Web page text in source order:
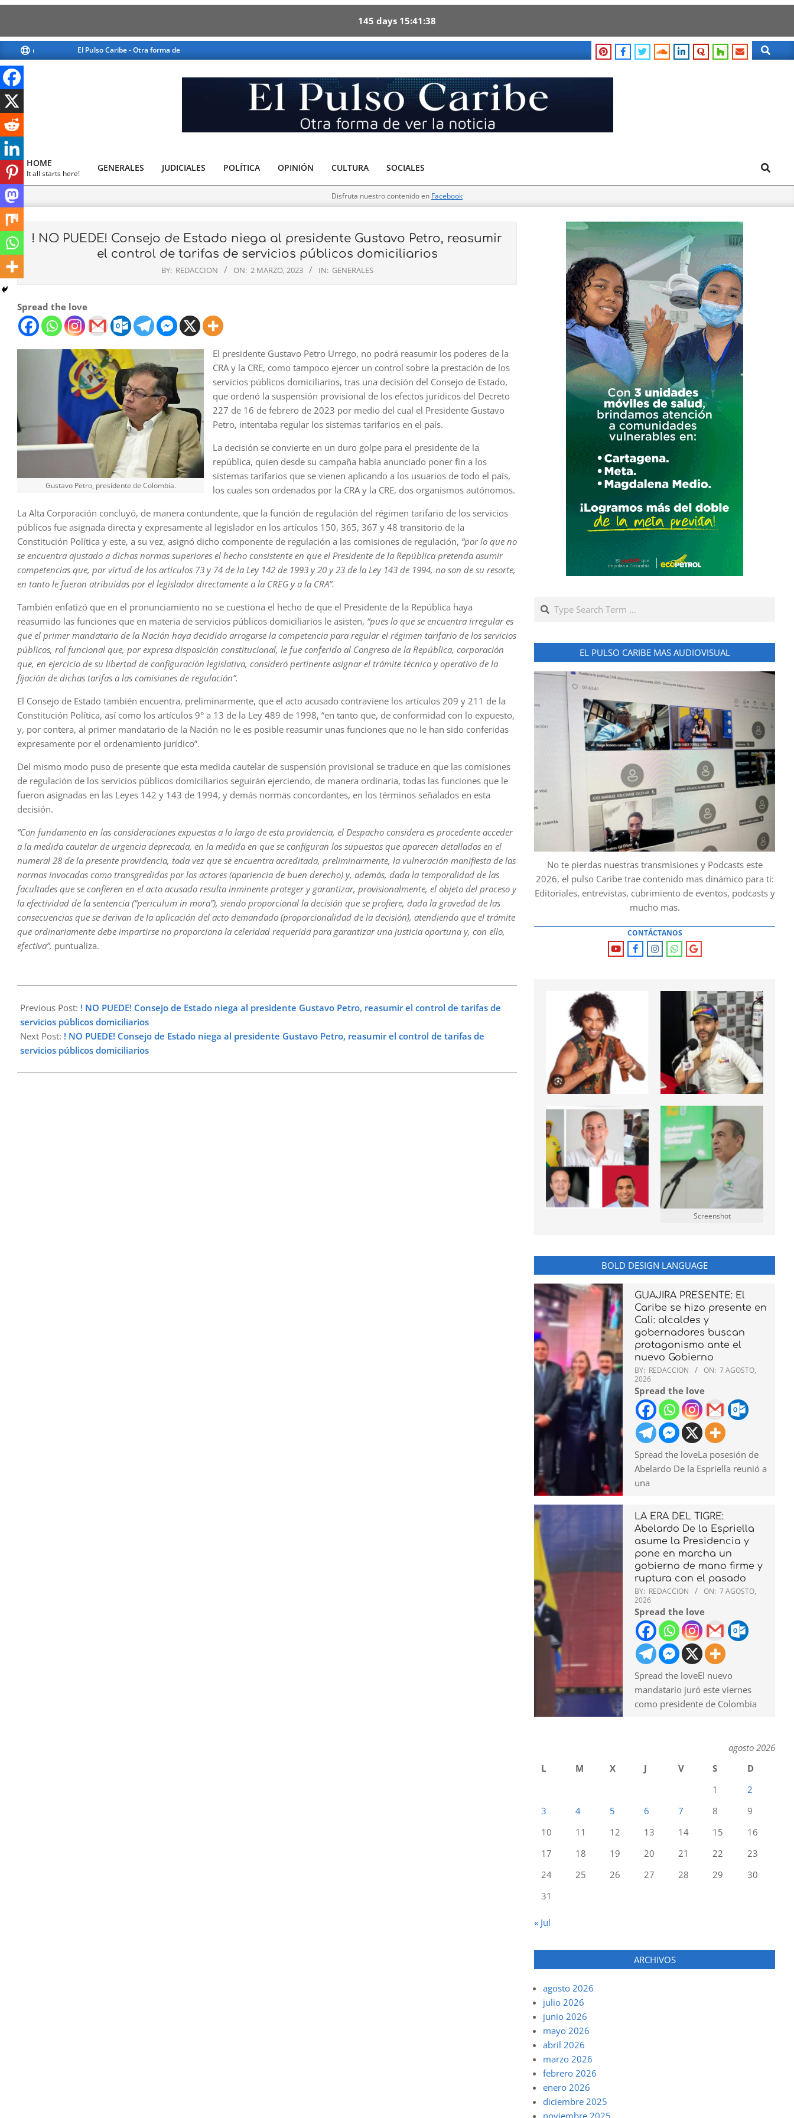
145 days 15 41 36
to
content
El Pulso Caribe - Otra forma de ver la noticia Search
El
Caribe
Primary
Navigation
Menu
HOME
It all starts here!
GENERALES JUDICIALES POLÍTICA OPINIÓN CULTURA SOCIALES Search
Disfruta nuestro contenido en Facebook
! NO PUEDE! Consejo de Estado niega al presidente Gustavo Petro, reasumir
el control de tarifas de servicios públicos domiciliarios
BY: REDACCION ON: 2 MARZO, 2023 IN: GENERALES
Spread the love
Gustavo Petro, presidente de Colombia.
El presidente Gustavo Petro Urrego, no podrá reasumir los poderes de la
CRA y la CRE, como tampoco ejercer un control sobre la prestación de los
servicios públicos domiciliarios, tras una decisión del Consejo de Estado,
que ordenó la suspensión provisional de los efectos jurídicos del Decreto
227 de 16 de febrero de 2023 por medio del cual el Presidente Gustavo
Petro, intentaba regular los sistemas tarifarios en el país.
La decisión se convierte en un duro golpe para el presidente de la
república, quien desde su campaña había anunciado poner fin a los
sistemas tarifarios que se vienen aplicando a los usuarios de todo el país,
los cuales son ordenados por la CRA y la CRE, dos organismos autónomos.
La Alta Corporación concluyó, de manera contundente, que la función de regulación del régimen tarifario de los servicios
públicos fue asignada directa y expresamente al legislador en los artículos 150, 365, 367 y 48 transitorio de la
Constitución Política y este, a su vez, asignó dicho componente de regulación a las comisiones de regulación, “por lo que no
se encuentra ajustado a dichas normas superiores el hecho consistente en que el Presidente de la República pretenda asumir
competencias que, por virtud de los artículos 73 y 74 de la Ley 142 de 1993 y 20 y 23 de la Ley 143 de 1994, no son de su resorte,
en tanto le fueron atribuidas por el legislador directamente a la CREG y a la CRA”.
También enfatizó que en el pronunciamiento no se cuestiona el hecho de que el Presidente de la República haya
reasumido las funciones que en materia de servicios públicos domiciliarios le asisten, “pues lo que se encuentra irregular es
que el primer mandatario de la Nación haya decidido arrogarse la competencia para regular el régimen tarifario de los servicios
públicos, rol funcional que, por expresa disposición constitucional, le fue conferido al Congreso de la República, corporación
que, en ejercicio de su libertad de configuración legislativa, consideró pertinente asignar el trámite técnico y operativo de la
fijación de dichas tarifas a las comisiones de regulación”.
El Consejo de Estado también encuentra, preliminarmente, que el acto acusado contraviene los artículos 209 y 211 de la
Constitución Política, así como los artículos 9° a 13 de la Ley 489 de 1998, “en tanto que, de conformidad con lo expuesto,
y, por contera, al primer mandatario de la Nación no le es posible reasumir unas funciones que no le han sido conferidas
expresamente por el ordenamiento jurídico”.
Del mismo modo puso de presente que esta medida cautelar de suspensión provisional se traduce en que las comisiones
de regulación de los servicios públicos domiciliarios seguirán ejerciendo, de manera ordinaria, todas las funciones que le
fueron asignadas en las Leyes 142 y 143 de 1994, y demás normas concordantes, en los términos señalados en esta
decisión.
“Con fundamento en las consideraciones expuestas a lo largo de esta providencia, el Despacho considera es procedente acceder
a la medida cautelar de urgencia deprecada, en la medida en que se configuran los supuestos que aparecen detallados en el
numeral 28 de la presente providencia, toda vez que se encuentra acreditada, preliminarmente, la vulneración manifiesta de las
normas invocadas como transgredidas por los actores (apariencia de buen derecho) y, además, dada la temporalidad de las
facultades que se confieren en el acto acusado resulta inminente proteger y garantizar, provisionalmente, el objeto del proceso y
la efectividad de la sentencia (“periculum in mora”), siendo proporcional la decisión que se profiere, dada la gravedad de las
consecuencias que se derivan de la aplicación del acto demandado (proporcionalidad de la decisión), atendiendo que el trámite
que ordinariamente debe impartirse no proporciona la celeridad requerida para garantizar una justicia oportuna y, con ello,
efectiva”, puntualiza.
03-
02
Previous Post: ! NO PUEDE! Consejo de Estado niega al presidente Gustavo Petro, reasumir el control de tarifas de
servicios públicos domiciliarios
Next Post: ! NO PUEDE! Consejo de Estado niega al presidente Gustavo Petro, reasumir el control de tarifas de
servicios públicos domiciliarios
Search
EL PULSO CARIBE MAS AUDIOVISUAL
No te pierdas nuestras transmisiones y Podcasts este
2026, el pulso Caribe trae contenido mas dinámico para ti:
Editoriales, entrevistas, cubrimiento de eventos, podcasts y
mucho mas.
CONTÁCTANOS
Screenshot
BOLD DESIGN LANGUAGE
GUAJIRA PRESENTE: El
Caribe se hizo presente en
Cali: alcaldes y
gobernadores buscan
protagonismo ante el
nuevo Gobierno
BY: REDACCION ON: 7 AGOSTO,
2026
Spread the love
Spread the loveLa posesión de
Abelardo De la Espriella reunió a
una
LA ERA DEL TIGRE:
Abelardo De la Espriella
asume la Presidencia y
pone en marcha un
gobierno de mano firme y
ruptura con el pasado
BY: REDACCION ON: 7 AGOSTO,
2026
Spread the love
Spread the loveEl nuevo
mandatario juró este viernes
como presidente de Colombia
agosto 2026
L
M X J V S
D
1
2
3
4 5 6 7 8
9
10
11 12 13 14 15
16
17
18 19 20 21 22
23
24
25 26 27 28 29
30
31
« Jul
ARCHIVOS
agosto 2026
julio 2026
junio 2026
mayo 2026
abril 2026
marzo 2026
febrero 2026
enero 2026
diciembre 2025
noviembre 2025